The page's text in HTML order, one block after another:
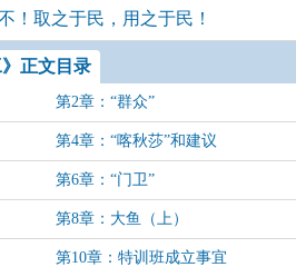
！取之于民，用之于民！
》正文目录
第2章：“群众”
第4章：“喀秋莎”和建议
第6章：“门卫”
第8章：大鱼（上）
第10章：特训班成立事宜